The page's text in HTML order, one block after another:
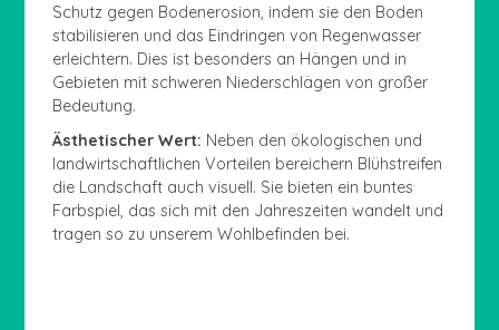
Schutz gegen Bodenerosion, indem sie den Boden
stabilisieren und das Eindringen von Regenwasser
erleichtern. Dies ist besonders an Hängen und in
Gebieten mit schweren Niederschlägen von großer
Bedeutung.
Ästhetischer Wert: Neben den ökologischen und
landwirtschaftlichen Vorteilen bereichern Blühstreifen
die Landschaft auch visuell. Sie bieten ein buntes
Farbspiel, das sich mit den Jahreszeiten wandelt und
tragen so zu unserem Wohlbefinden bei.